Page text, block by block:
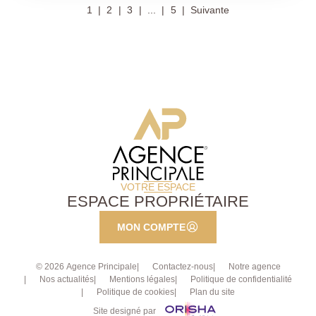
entièrement réhabilité en 2010. Vous y découvrirez:
1 2 3 5 Suivante
VOTRE ESPACE
ESPACE PROPRIÉTAIRE
MON COMPTE
© 2026 Agence Principale Contactez-nous
Notre agence
Nos actualités
Mentions légales
Politique de confidentialité
Politique de cookies
Plan du site
Site designé par